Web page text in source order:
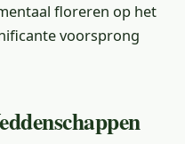
floreren op het
voorsprong